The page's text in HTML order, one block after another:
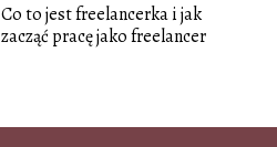
Co to jest freelancerka i jak
zacząć pracę jako freelancer